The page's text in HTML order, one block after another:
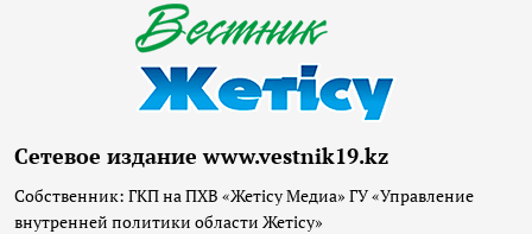
Сетевое издание www.vestnik19.kz
Собственник: ГКП на ПХВ «Жетісу Медиа» ГУ «Управление
внутренней политики области Жетісу»